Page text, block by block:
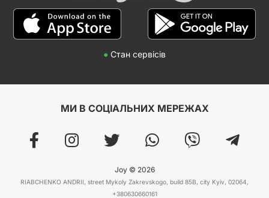
● Стан сервісів
МИ В СОЦІАЛЬНИХ МЕРЕЖАХ
Joy © 2026
RIABCHENKO ANDRII, street Mykoly Zakrevskogo, build 85B, city Kyiv, 02064,
+380630660161